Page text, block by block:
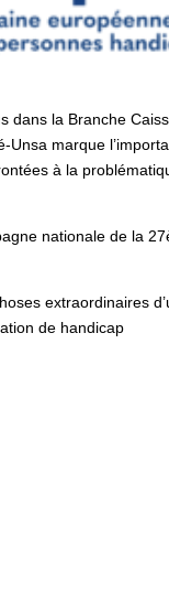
la Branche
marque
à la
nationale de la
extraordinaires
de handicap